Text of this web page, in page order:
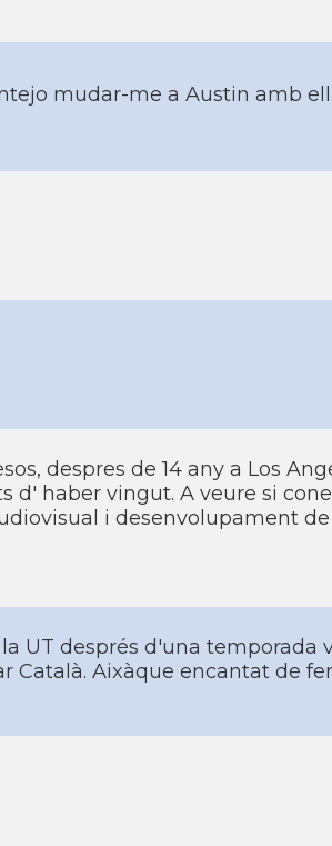
mudar-me a Austin amb ell.
despres de 14 any a Los
d' haber vingut. A veure si
i desenvolupament de
UT després d'una temporada
Català. Aixàque encantat de